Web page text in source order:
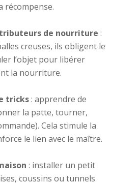
récompense.
de nourriture :
creuses, ils obligent le
l’objet pour libérer
la nourriture.
tricks: apprendre de
la patte, tourner,
Cela stimule la
le lien avec le maître.
: installer un petit
coussins ou tunnels